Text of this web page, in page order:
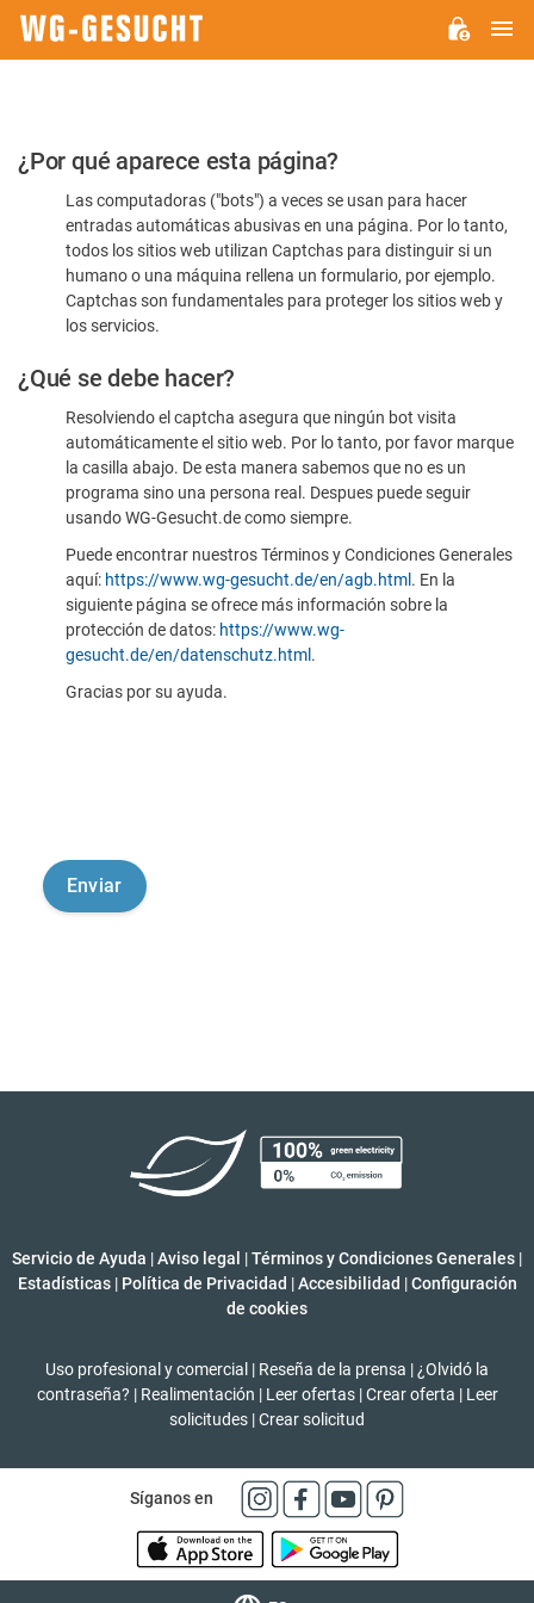
Por
favor,
confirme
humano
¿Por qué aparece esta página?
Las computadoras ("bots") a veces se usan para hacer
entradas automáticas abusivas en una página. Por lo tanto,
todos los sitios web utilizan Captchas para distinguir si un
humano o una máquina rellena un formulario, por ejemplo.
Captchas son fundamentales para proteger los sitios web y
los servicios.
¿Qué se debe hacer?
Resolviendo el captcha asegura que ningún bot visita
automáticamente el sitio web. Por lo tanto, por favor marque
la casilla abajo. De esta manera sabemos que no es un
programa sino una persona real. Despues puede seguir
usando WG-Gesucht.de como siempre.
Puede encontrar nuestros Términos y Condiciones Generales
aquí: https://www.wg-gesucht.de/en/agb.html . En la
siguiente página se ofrece más información sobre la
protección de datos: https://www.wg-
gesucht.de/en/datenschutz.html .
Gracias por su ayuda.
Servicio de Ayuda |Aviso legal |Términos y Condiciones Generales |
Estadísticas | Política de Privacidad | Accesibilidad | Configuración
de cookies
Uso profesional y comercial | Reseña de la prensa | ¿Olvidó la
contraseña? | Realimentación | Leer ofertas | Crear oferta | Leer
solicitudes |Crear solicitud
Síganos en